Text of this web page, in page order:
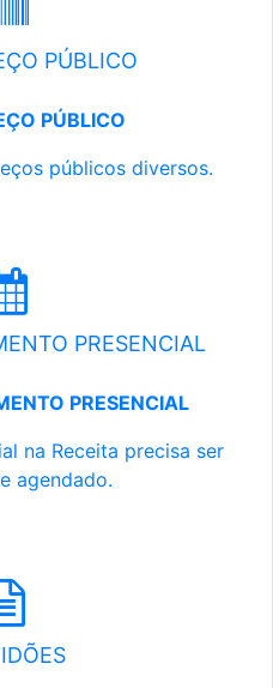
PÚBLICO
PÚBLICO
públicos diversos.
PRESENCIAL
PRESENCIAL
na Receita precisa ser
agendado.